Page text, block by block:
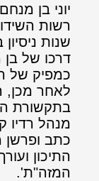
יוני בן
רשות
שנות
דרכו של
כמפיק של
לאחר מכן,
בתקשורת
מנהל רדיו
כתב ופרשן
התיכון
המזה"ת'.